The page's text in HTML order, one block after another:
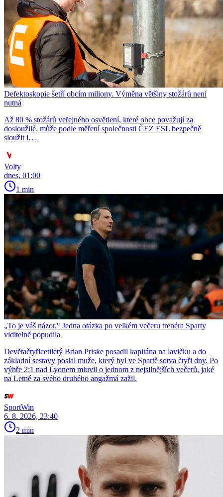
Defektoskopie šetří obcím miliony. Výměna většiny stožárů není
nutná
Až 80 % stožárů veřejného osvětlení, které obce považují za
dosloužilé, může podle měření společnosti ČEZ ESL bezpečně
sloužit i…
Volty
dnes, 01:00
1 min
„To je váš názor." Jedna otázka po velkém večeru trenéra Sparty
viditelně popudila
Devětačtyřicetiletý Brian Priske posadil kapitána na lavičku a do
základní sestavy poslal muže, který byl ve Spartě sotva čtyři dny. Po
výhře 2:1 nad Lyonem mluvil o jednom z nejsilnějších večerů, jaké
na Letné za svého druhého angažmá zažil.
SportWin
6. 8. 2026, 23:40
2 min